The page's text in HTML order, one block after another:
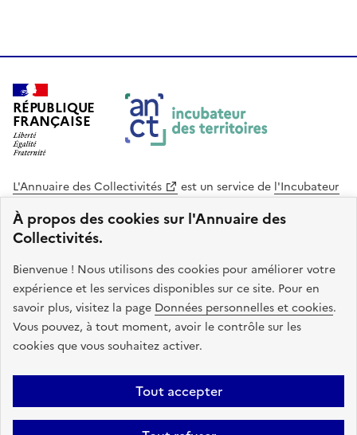
À propos des cookies sur l'Annuaire des
Collectivités.
Bienvenue ! Nous utilisons des cookies pour améliorer votre
expérience et les services disponibles sur ce site. Pour en
savoir plus, visitez la page Données personnelles et cookies.
Vous pouvez, à tout moment, avoir le contrôle sur les
cookies que vous souhaitez activer.
Tout accepter
RÉPUBLIQUE
FRANÇAISE
L'Annuaire des Collectivités est un service de l'Incubateur
des Territoires
Cohésion des Territoires
. Le code source de ce site web
est disponible en licence libre. Le design de ce site est conçu
avec le système de design de l’État.
legifrance.gouv.fr
info.gouv.fr
service-public.gouv.fr
data.gouv.fr
Plan du site Accessibilite : non conforme
Mentions légales
Politique de confidentialité
Gestion des cookies FAQ
Kit de